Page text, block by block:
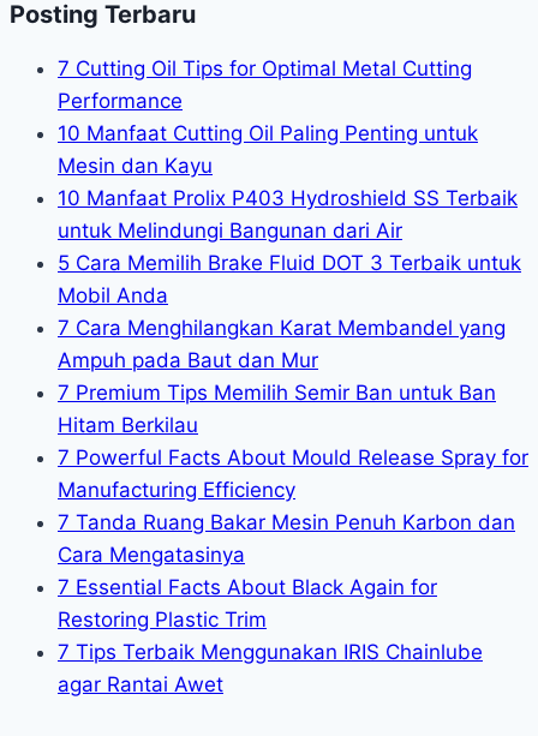
Posting Terbaru
7 Cutting Oil Tips for Optimal Metal Cutting
Performance
10 Manfaat Cutting Oil Paling Penting untuk
Mesin dan Kayu
10 Manfaat Prolix P403 Hydroshield SS Terbaik
untuk Melindungi Bangunan dari Air
5 Cara Memilih Brake Fluid DOT 3 Terbaik untuk
Mobil Anda
7 Cara Menghilangkan Karat Membandel yang
Ampuh pada Baut dan Mur
7 Premium Tips Memilih Semir Ban untuk Ban
Hitam Berkilau
7 Powerful Facts About Mould Release Spray for
Manufacturing Efficiency
7 Tanda Ruang Bakar Mesin Penuh Karbon dan
Cara Mengatasinya
7 Essential Facts About Black Again for
Restoring Plastic Trim
7 Tips Terbaik Menggunakan IRIS Chainlube
agar Rantai Awet